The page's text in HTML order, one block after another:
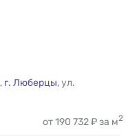
, г. Люберцы,ул.
от 190 732 ₽ за м2